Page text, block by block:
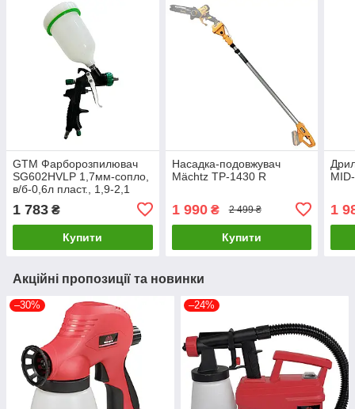
GTM Фарборозпилювач
SG602HVLP 1,7мм-сопло,
в/б-0,6л пласт., 1,9-2,1
1 783 ₴
Купити
Насадка-подовжувач
Mächtz TP-1430 R
1 990₴ 2 499 ₴
Купити
1
Акційні пропозиції та новинки
–30% –24%